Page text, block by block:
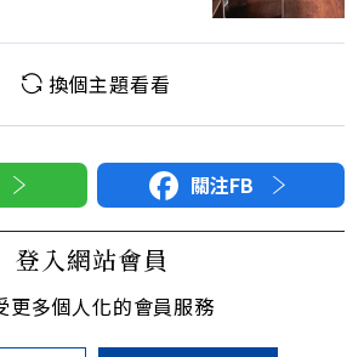
換個主題看看
關注FB
登入網站會員
更多個人化的會員服務